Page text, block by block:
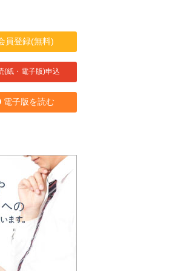
員登録(無料)
(紙・電子版)申込
電子版を読む